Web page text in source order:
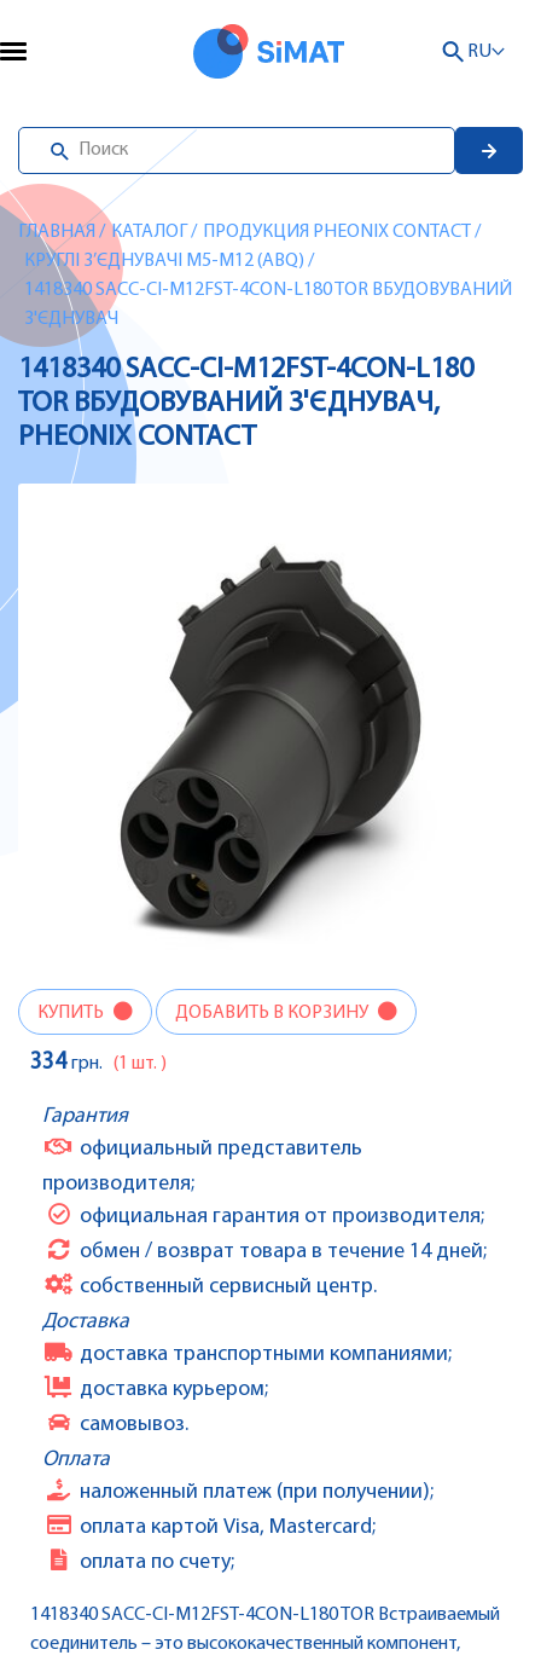
RU
ГЛАВНАЯ / КАТАЛОГ / ПРОДУКЦИЯ PHEONIX CONTACT /
КРУГЛІ З’ЄДНУВАЧІ M5-M12 (ABQ) /
1418340 SACC-CI-M12FST-4CON-L180 TOR ВБУДОВУВАНИЙ
З'ЄДНУВАЧ
1418340 SACC-CI-M12FST-4CON-L180
TOR ВБУДОВУВАНИЙ З'ЄДНУВАЧ,
PHEONIX CONTACT
КУПИТЬ ДОБАВИТЬ В КОРЗИНУ
334грн. (1 шт. )
Гарантия
официальный представитель
производителя;
официальная гарантия от производителя;
обмен / возврат товара в течение 14 дней;
собственный сервисный центр.
Доставка
доставка транспортными компаниями;
доставка курьером;
самовывоз.
Оплата
наложенный платеж (при получении);
оплата картой Visa, Mastercard;
оплата по счету;
1418340 SACC-CI-M12FST-4CON-L180 TOR Встраиваемый
соединитель – это высококачественный компонент,